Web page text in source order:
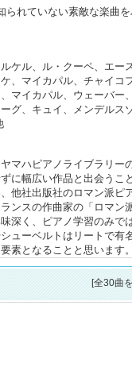
られていない素敵な楽曲を
ケル、ル・クーペ、エー
、マイカパル、チャイコ
マイカパル、ウェーバー
グ、キュイ、メンデルス
マハピアノライブラリー
に幅広い作品と出会うこ
他社出版社のロマン派ピ
ンスの作曲家の「ロマン
深く、ピアノ学習のみで
ューベルトはリートで有名
素となることと思います。
[全30曲